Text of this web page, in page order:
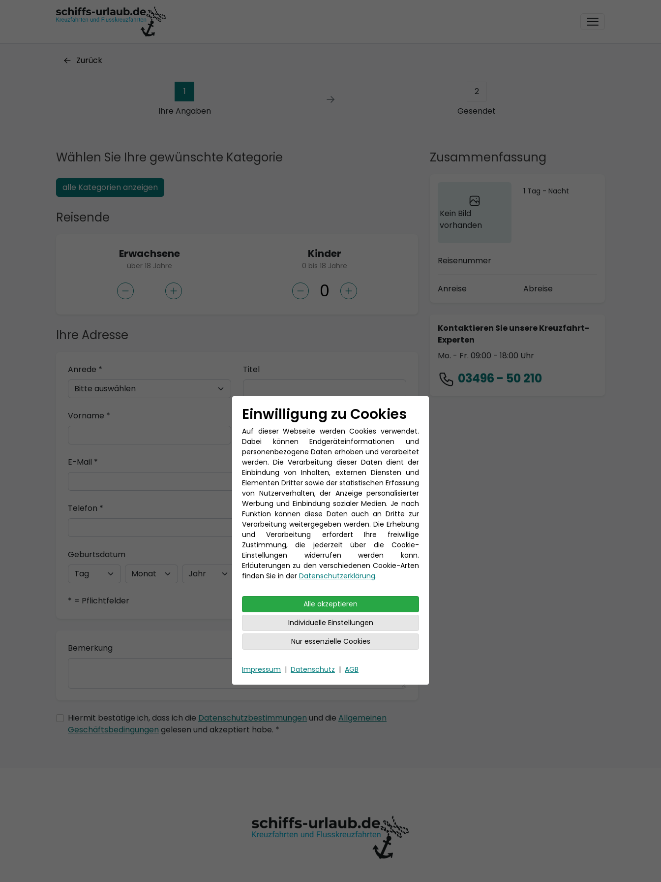
Zurück
1
Ihre Angaben
2
Gesendet
Zusammenfassung
Kein Bild
vorhanden
1 Tag - Nacht
Reisenummer
Anreise Abreise
Kontaktieren Sie unsere Kreuzfahrt-
Experten
Mo. - Fr. 09:00 - 18:00 Uhr
03496 - 50 210
Wählen Sie Ihre gewünschte Kategorie
alle Kategorien anzeigen
Reisende
Erwachsene
über 18 Jahre
Kinder
0 bis 18 Jahre
Ihre Adresse
Anrede * Titel
Vorname * Nachname *
E-Mail *
Telefon *
Geburtsdatum
* = Pflichtfelder
Bemerkung
Hiermit bestätige ich, dass ich die Datenschutzbestimmungen und die Allgemeinen
Geschäftsbedingungen gelesen und akzeptiert habe. *
Einwilligung zu Cookies
Auf dieser Webseite werden Cookies verwendet.
Dabei können Endgeräteinformationen und
personenbezogene Daten erhoben und verarbeitet
werden. Die Verarbeitung dieser Daten dient der
Einbindung von Inhalten, externen Diensten und
Elementen Dritter sowie der statistischen Erfassung
von Nutzerverhalten, der Anzeige personalisierter
Werbung und Einbindung sozialer Medien. Je nach
Funktion können diese Daten auch an Dritte zur
Verarbeitung weitergegeben werden. Die Erhebung
und Verarbeitung erfordert Ihre freiwillige
Zustimmung, die jederzeit über die Cookie-
Einstellungen widerrufen werden kann.
Erläuterungen zu den verschiedenen Cookie-Arten
finden Sie in der Datenschutzerklärung.
Alle akzeptieren
Individuelle Einstellungen
Nur essenzielle Cookies
Impressum | Datenschutz | AGB